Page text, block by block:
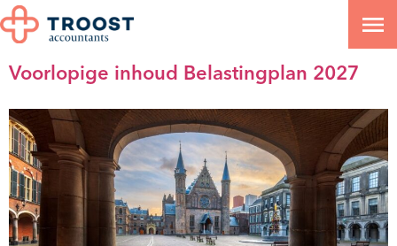
Categorie:
Voorlopige inhoud Belastingplan 2027